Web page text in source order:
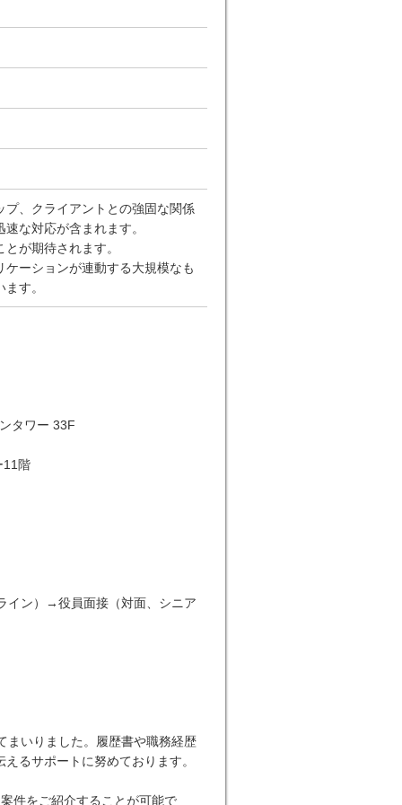
、クライアントとの強固な関係
な対応が含まれます。
が期待されます。
ーションが連動する大規模なも
す。
タワー 33F
11階
イン）→役員面接（対面、シニア
まいりました。履歴書や職務経歴
るサポートに努めております。
件をご紹介することが可能で